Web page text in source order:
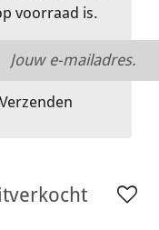
voorraad is.
Verzenden